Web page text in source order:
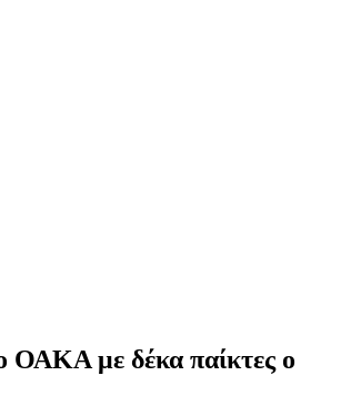
ΟΑΚΑ με δέκα παίκτες ο